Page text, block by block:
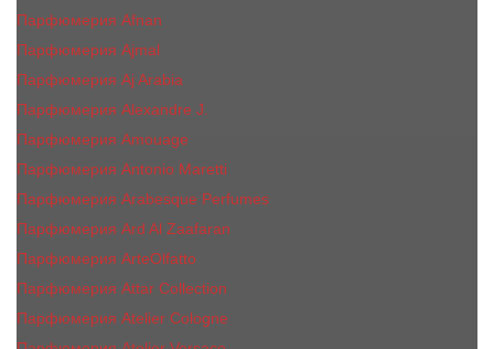
Парфюмерия Afnan
Парфюмерия Ajmal
Парфюмерия Aj Arabia
Парфюмерия Alexandre J.
Парфюмерия Amouage
Парфюмерия Antonio Maretti
Парфюмерия Arabesque Perfumes
Парфюмерия Ard Al Zaafaran
Парфюмерия ArteOlfatto
Парфюмерия Attar Collection
Парфюмерия Atelier Cologne